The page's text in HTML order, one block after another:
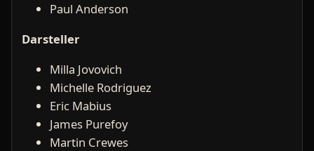
Paul Anderson
Darsteller
Milla Jovovich
Michelle Rodriguez
Eric Mabius
James Purefoy
Martin Crewes